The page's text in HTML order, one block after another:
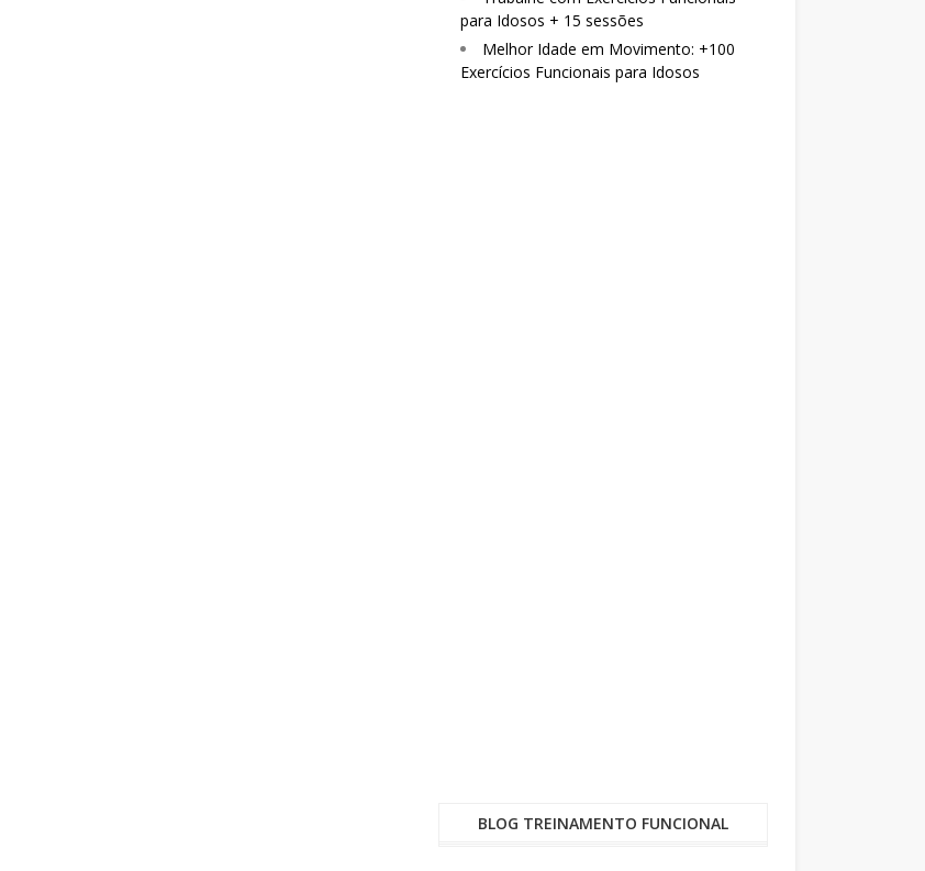
para Idosos + 15 sessões
Melhor Idade em Movimento: +100
Exercícios Funcionais para Idosos
BLOG TREINAMENTO FUNCIONAL